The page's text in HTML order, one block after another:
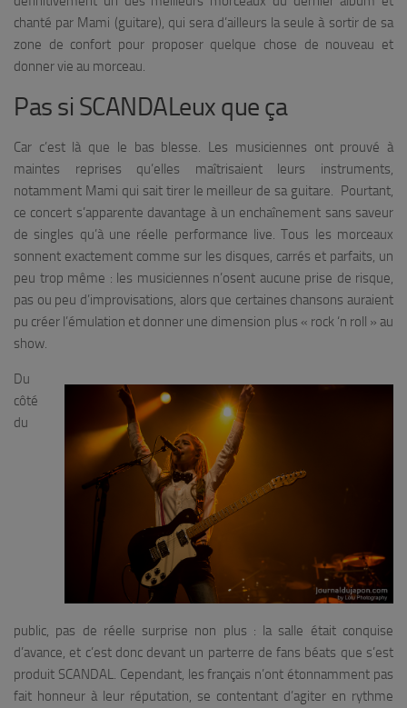
chanté par Mami (guitare), qui sera d’ailleurs la seule à sortir de sa
zone de confort pour proposer quelque chose de nouveau et
donner vie au morceau.
Pas si SCANDALeux que ça
Car c’est là que le bas blesse. Les musiciennes ont prouvé à
maintes reprises qu’elles maîtrisaient leurs instruments,
notamment Mami qui sait tirer le meilleur de sa guitare. Pourtant,
ce concert s’apparente davantage à un enchaînement sans saveur
de singles qu’à une réelle performance live. Tous les morceaux
sonnent exactement comme sur les disques, carrés et parfaits, un
peu trop même : les musiciennes n’osent aucune prise de risque,
pas ou peu d’improvisations, alors que certaines chansons auraient
pu créer l’émulation et donner une dimension plus « rock ‘n roll » au
show.
Du
côté
du
public, pas de réelle surprise non plus : la salle était conquise
d’avance, et c’est donc devant un parterre de fans béats que s’est
produit SCANDAL. Cependant, les français n’ont étonnamment pas
fait honneur à leur réputation, se contentant d’agiter en rythme